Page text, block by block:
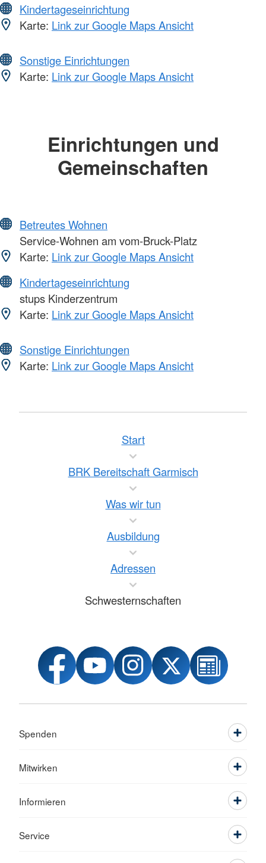
Kindertageseinrichtung
Karte: Link zur Google Maps Ansicht
Sonstige Einrichtungen
Karte: Link zur Google Maps Ansicht
Einrichtungen und
Gemeinschaften
Betreutes Wohnen
Service-Wohnen am vom-Bruck-Platz
Karte: Link zur Google Maps Ansicht
Kindertageseinrichtung
stups Kinderzentrum
Karte: Link zur Google Maps Ansicht
Sonstige Einrichtungen
Karte: Link zur Google Maps Ansicht
Start
BRK Bereitschaft Garmisch
Was wir tun
Ausbildung
Adressen
Schwesternschaften
Spenden
Mitwirken
Informieren
Service